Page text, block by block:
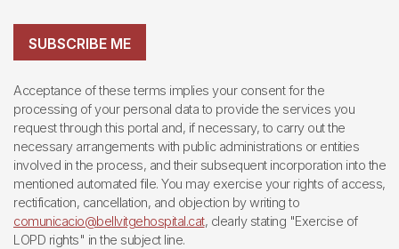
SUBSCRIBE ME
Acceptance of these terms implies your consent for the
processing of your personal data to provide the services you
request through this portal and, if necessary, to carry out the
necessary arrangements with public administrations or entities
involved in the process, and their subsequent incorporation into the
mentioned automated file. You may exercise your rights of access,
rectification, cancellation, and objection by writing to
comunicacio@bellvitgehospital.cat, clearly stating "Exercise of
LOPD rights" in the subject line.